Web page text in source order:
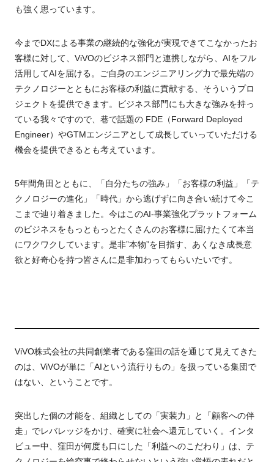
も強く思っています。
今までDXによる事業の継続的な強化が実現できてこなかったお
客様に対して、ViVOのビジネス部門と連携しながら、AIをフル
活用してAIを届ける。ご自身のエンジニアリング力で最先端の
テクノロジーとともにお客様の利益に貢献する、そういうプロ
ジェクトを提供できます。ビジネス部門にも大きな強みを持っ
ている我々ですので、巷で話題の FDE（Forward Deployed
Engineer）やGTMエンジニアとして成長していっていただける
機会を提供できるとも考えています。
5年間角田とともに、「自分たちの強み」「お客様の利益」「テ
クノロジーの進化」「時代」から逃げずに向き合い続けて今こ
こまで辿り着きました。今はこのAI-事業強化プラットフォーム
のビジネスをもっともっとたくさんのお客様に届けたくて本当
にワクワクしています。是非”本物”を目指す、あくなき成長意
欲と好奇心を持つ皆さんに是非加わってもらいたいです。
ViVO株式会社の共同創業者である窪田の話を通じて見えてきた
のは、ViVOが単に「AIという流行りもの」を扱っている集団で
はない、ということです。
突出した個の才能を、組織としての「実装力」と「顧客への伴
走」でレバレッジをかけ、確実に社会へ還元していく。インタ
ビュー中、窪田が何度も口にした「利益へのこだわり」は、テ